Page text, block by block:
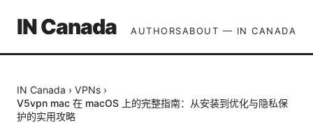
IN Canada AUTHORSABOUT — IN CANADA
IN Canada › VPNs ›
V5vpn mac 在 macOS 上的完整指南：从安装到优化与隐私保
护的实用攻略